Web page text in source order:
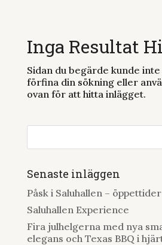
Inga Resultat
Sidan du begärde kunde
förfina din sökning eller
ovan för att hitta inlägget.
Senaste inläggen
Påsk i Saluhallen –
Saluhallen Experience
Fira julhelgerna med nya
elegans och Texas BBQ i